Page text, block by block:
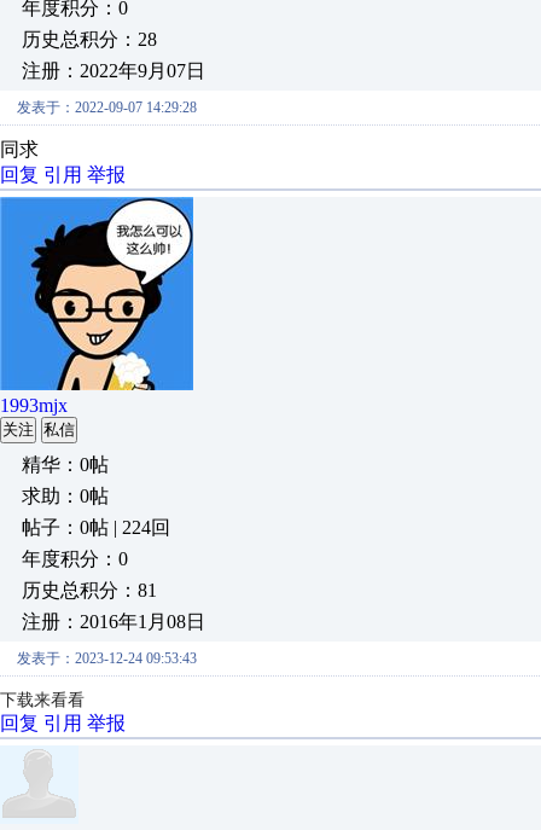
年度积分：0
历史总积分：28
注册：2022年9月07日
发表于：2022-09-07 14:29:28
同求
回复 引用 举报
1993mjx
关注 私信
精华：0帖
求助：0帖
帖子：0帖 | 224回
年度积分：0
历史总积分：81
注册：2016年1月08日
发表于：2023-12-24 09:53:43
下载来看看
回复 引用 举报